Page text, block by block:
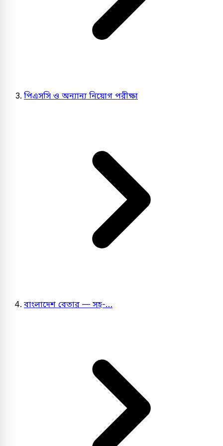
পিএসসি ও অন্যান্য নিয়োগ পরীক্ষা
বাংলাদেশ বেতার — সহ-…